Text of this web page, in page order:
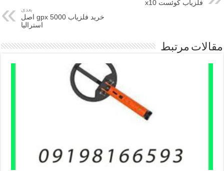
فلزیاب کوئست x10
بعدی
خرید فلزیاب gpx 5000 اصل
استرالیا
مقالات مرتبط